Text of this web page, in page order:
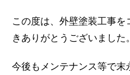
この度は、外壁塗装工事
きありがとうございました。
今後もメンテナンス等で末